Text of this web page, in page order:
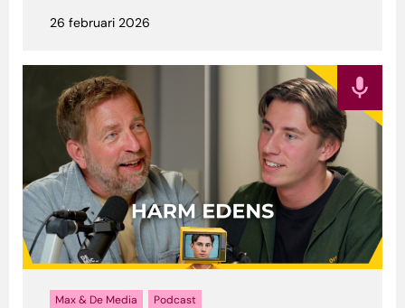
26 februari 2026
Max & De Media Podcast